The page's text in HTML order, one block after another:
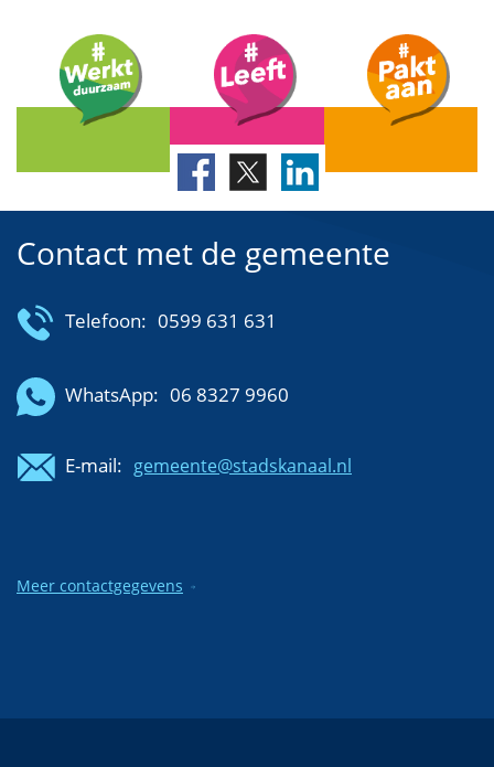
Contact met de gemeente
Telefoon: 0599 631 631
WhatsApp: 06 8327 9960
E-mail: gemeente@stadskanaal.nl
Meer contactgegevens